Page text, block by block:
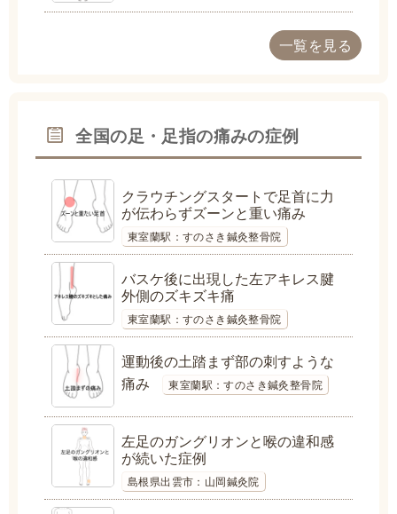
一覧を見る
全国の足・足指の痛みの症例
クラウチングスタートで足首に力
が伝わらずズーンと重い痛み
東室蘭駅：すのさき鍼灸整骨院
バスケ後に出現した左アキレス腱
外側のズキズキ痛
東室蘭駅：すのさき鍼灸整骨院
運動後の土踏まず部の刺すような
痛み
東室蘭駅：すのさき鍼灸整骨院
左足のガングリオンと喉の違和感
が続いた症例
島根県出雲市：山岡鍼灸院